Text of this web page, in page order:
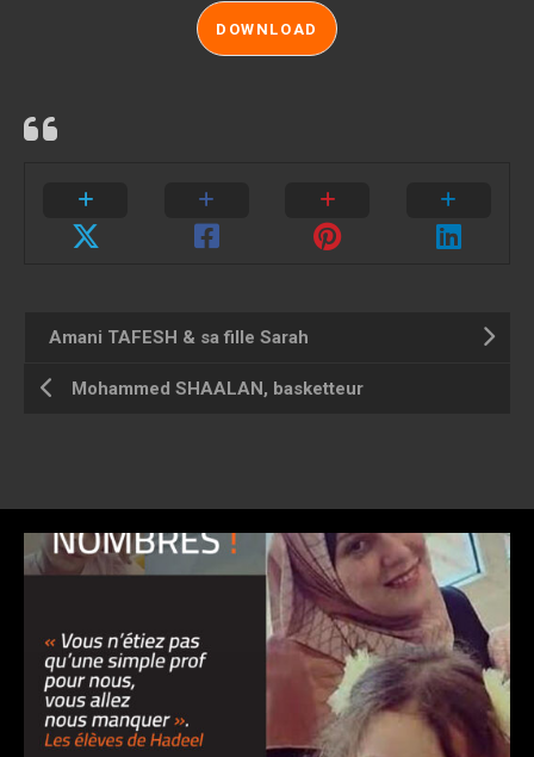
DOWNLOAD
Amani TAFESH & sa fille Sarah
Mohammed SHAALAN, basketteur